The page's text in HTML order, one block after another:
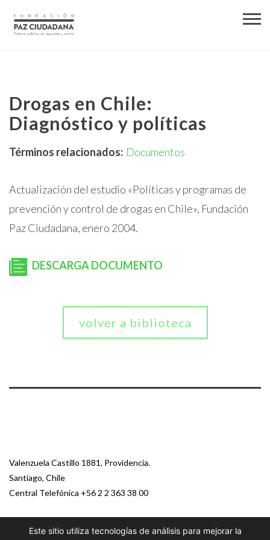
Drogas en Chile:
Diagnóstico y políticas
Términos relacionados: Documentos
Actualización del estudio «Políticas y programas de
prevención y control de drogas en Chile», Fundación
Paz Ciudadana, enero 2004.
DESCARGA DOCUMENTO
volver a biblioteca
Valenzuela Castillo 1881, Providencia.
Santiago, Chile
Central Telefónica +56 2 2 363 38 00
© 2026 Paz Ciudadana
Este sitio utiliza tecnologías de análisis para mejorar la